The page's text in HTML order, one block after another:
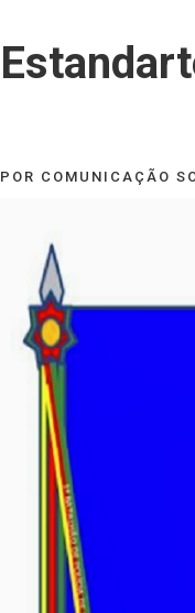
POR COMUNICAÇÃO